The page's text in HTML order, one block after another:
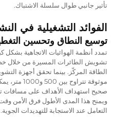
تأثير جانبي طوال سلسلة الاشتباك.
الفوائد التشغيلية في
توسيع النطاق وتحسين
تمدد أنظمة الهوائيات الاتجاهية بشكل
تشويش الطائرات المسيرة من خلال
الطاقة المركّز. بينما تحقق أجهزة
موثوقة
ويمنح هذا المدى الأطول فرق الأمن
التعامل عند الاستجابة للتهديدات الجوية.